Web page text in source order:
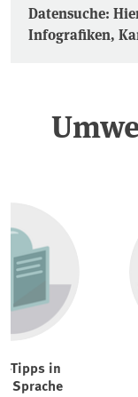
Datensuche:
Infografiken,
Tipps in
Sprache